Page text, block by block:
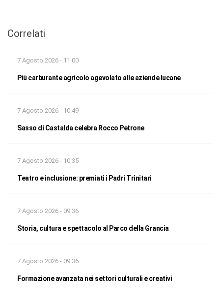
Correlati
7 Agosto 2026 - 11:00
Più carburante agricolo agevolato alle aziende lucane
7 Agosto 2026 - 10:49
Sasso di Castalda celebra Rocco Petrone
7 Agosto 2026 - 10:35
Teatro e inclusione: premiati i Padri Trinitari
7 Agosto 2026 - 09:36
Storia, cultura e spettacolo al Parco della Grancia
7 Agosto 2026 - 09:36
Formazione avanzata nei settori culturali e creativi